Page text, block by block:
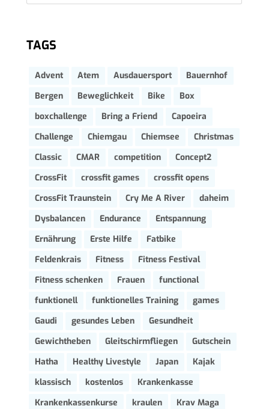
TAGS
Advent Atem Ausdauersport
Bauernhof
Bergen
Beweglichkeit Bike
Box
boxchallenge
Bring a Friend
Capoeira
Challenge
Chiemgau Chiemsee
Christmas
Classic
CMAR competition
Concept2
CrossFit
crossfit games
crossfit opens
CrossFit Traunstein
Cry Me A River
daheim
Dysbalancen
Endurance
Entspannung
Ernährung
Erste Hilfe
Fatbike
Feldenkrais
Fitness
Fitness Festival
Fitness schenken
Frauen
functional
funktionell
funktionelles Training
games
Gaudi
gesundes Leben
Gesundheit
Gewichtheben
Gleitschirmfliegen
Gutschein
Hatha
Healthy Livestyle Japan
Kajak
klassisch
kostenlos
Krankenkasse
Krankenkassenkurse
kraulen
Krav Maga